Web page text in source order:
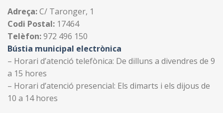
Adreça:C/ Taronger, 1
Codi Postal: 17464
Telèfon:972 496 150
Bústia municipal electrònica
– Horari d’atenció telefònica: De dilluns a divendres de 9
a 15 hores
– Horari d’atenció presencial: Els dimarts i els dijous de
10 a 14 hores